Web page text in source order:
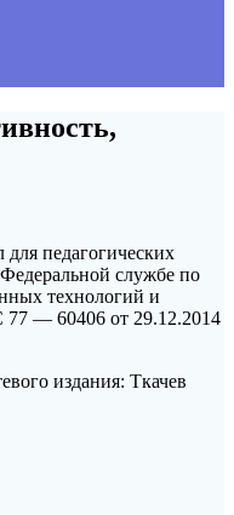
педагогических
службе по
технологий и
— 60406 от 29.12.2014
издания: Ткачев